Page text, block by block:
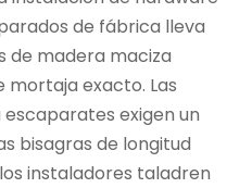
de fábrica lleva
de madera maciza
mortaja exacto. Las
exigen un
bisagras de longitud
instaladores taladren